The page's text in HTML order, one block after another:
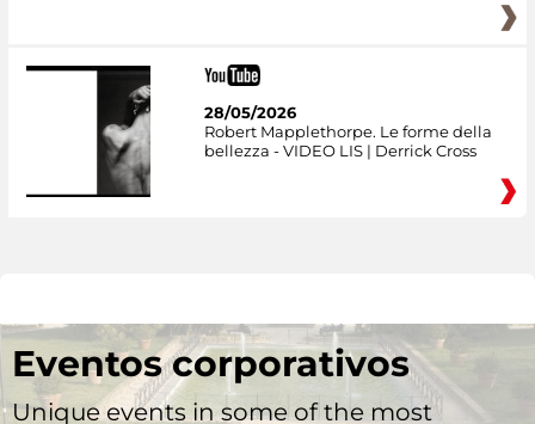
28/05/2026
Robert Mapplethorpe. Le forme della
bellezza - VIDEO LIS | Derrick Cross
Eventos corporativos
Unique events in some of the most